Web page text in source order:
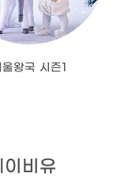
울왕국 시즌1
비유